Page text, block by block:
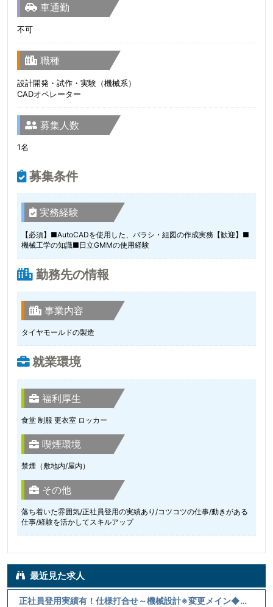
車通勤
不可
職種
設計開発・試作・実験（機械系）
CADオペレーター
募集人数
1名
募集条件
実務経験
【必須】■AutoCADを使用した、バラシ・組図の作成実務【歓迎】■
機械工学の知識■日立GMMの使用経験
勤務先の情報
事業内容
タイヤモールドの製造
就業環境
福利厚生
食堂 制服 更衣室 ロッカー
喫煙環境
禁煙（敷地内/屋内）
その他
落ち着いた雰囲気/正社員登用の実績あり/コツコツの仕事/動きがある
仕事/経験を活かしてスキルアップ
最近見た求人
正社員登用実績有！仕様打合せ～機械設計※変更メイン◆月33万～